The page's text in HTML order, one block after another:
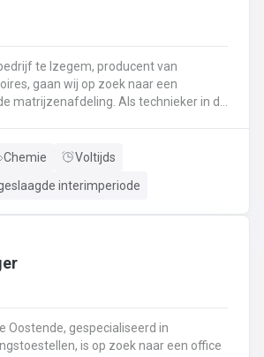
te Izegem, producent van
gaan wij op zoek naar een
Als technieker in de
de machines correct in.Bovendien
en waar nodig neem je corrigerende
behoort eveneens tot jouw
je op veranderingen.
Chemie
Voltijds
interimperiode
Oostende, gespecialiseerd in
is op zoek naar een office